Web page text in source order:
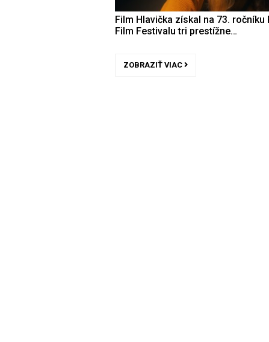
Film Hlavička získal na 73. ročníku
Film Festivalu tri prestížne…
ZOBRAZIŤ VIAC